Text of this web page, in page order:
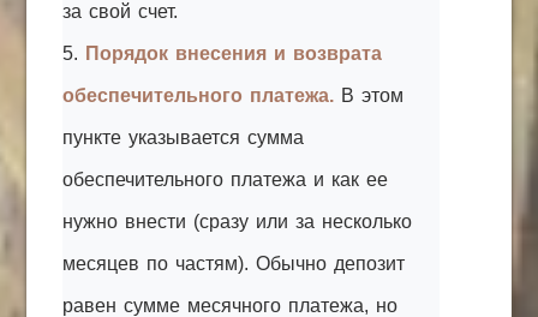
за свой счет.
5. Порядок внесения и возврата
обеспечительного платежа. В этом
пункте указывается сумма
обеспечительного платежа и как ее
нужно внести (сразу или за несколько
месяцев по частям). Обычно депозит
равен сумме месячного платежа, но